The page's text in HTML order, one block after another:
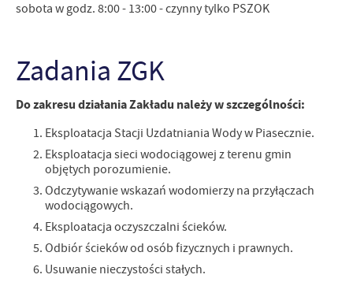
sobota w godz. 8:00 - 13:00 - czynny tylko PSZOK
Zadania ZGK
Do zakresu działania Zakładu należy w szczególności:
Eksploatacja Stacji Uzdatniania Wody w Piasecznie.
Eksploatacja sieci wodociągowej z terenu gmin
objętych porozumienie.
Odczytywanie wskazań wodomierzy na przyłączach
wodociągowych.
Eksploatacja oczyszczalni ścieków.
Odbiór ścieków od osób fizycznych i prawnych.
Usuwanie nieczystości stałych.